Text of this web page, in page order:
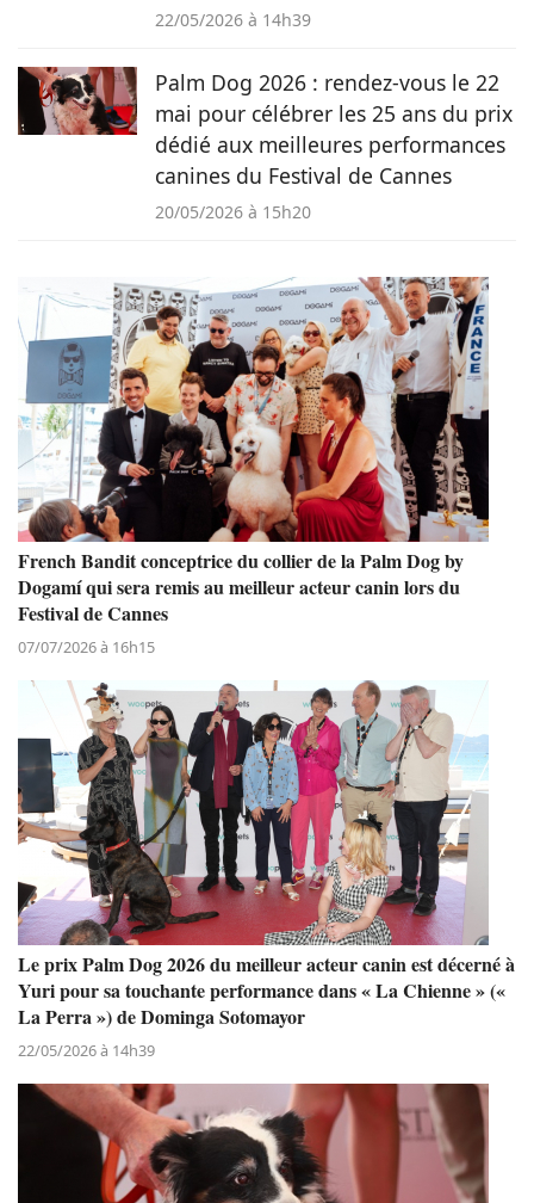
22/05/2026 à 14h39
Palm Dog 2026 : rendez-vous le 22
mai pour célébrer les 25 ans du prix
dédié aux meilleures performances
canines du Festival de Cannes
20/05/2026 à 15h20
French Bandit conceptrice du collier de la Palm Dog by
Dogamí qui sera remis au meilleur acteur canin lors du
Festival de Cannes
07/07/2026 à 16h15
Le prix Palm Dog 2026 du meilleur acteur canin est décerné à
Yuri pour sa touchante performance dans « La Chienne » («
La Perra ») de Dominga Sotomayor
22/05/2026 à 14h39